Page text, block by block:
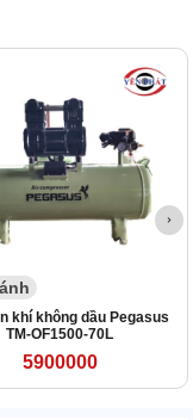
khí không dầu Pegasus
TM-OF1500-70L
5900000